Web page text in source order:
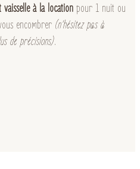
vaisselle à la location pour 1 nuit ou
encombrer (n’hésitez pas à
de précisions).